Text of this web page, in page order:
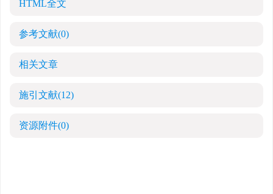
HTML全文
参考文献(0)
相关文章
施引文献(12)
资源附件(0)